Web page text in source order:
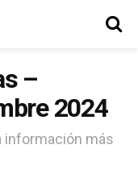
–
2024
información más